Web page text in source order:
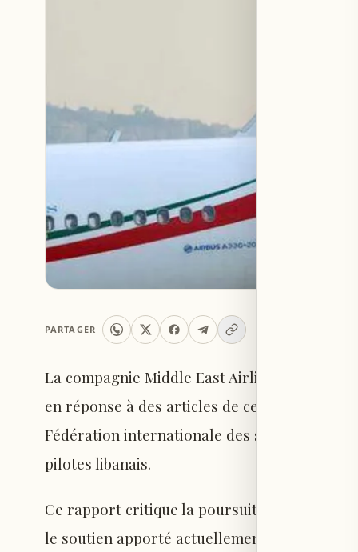
PARTAGER
La compagnie Middle East Airlines - les
en réponse à des articles de certains
Fédération internationale des syndicats de
pilotes libanais.
Ce rapport critique la poursuite des
le soutien apporté actuellement au